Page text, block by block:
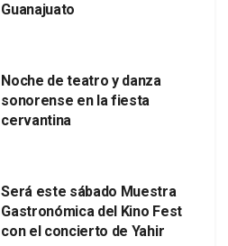
Guanajuato
Noche de teatro y danza
sonorense en la fiesta
cervantina
Será este sábado Muestra
Gastronómica del Kino Fest
con el concierto de Yahir